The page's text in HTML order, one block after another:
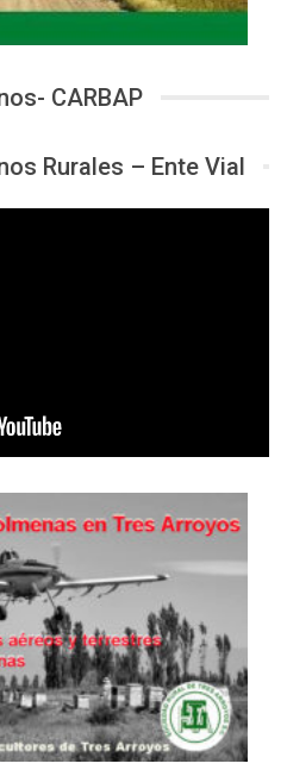
CARBAP
Rurales – Ente Vial